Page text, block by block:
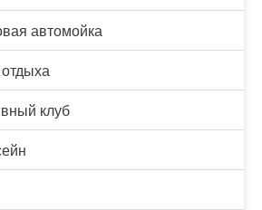
автомойка
клуб